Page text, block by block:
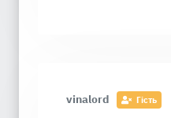
vinalord Гість